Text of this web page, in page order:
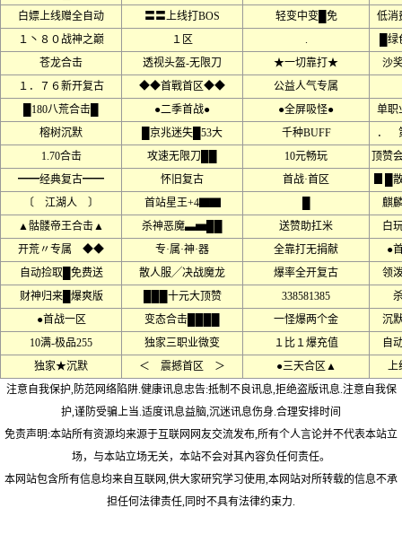
白嫖上线赠全自动
〓〓上线打BOS 轻变中变█免
低
１丶８０战神之巅
１区 .
█
苍龙合击
透视头盔-无限刀 ★一切靠打★
沙
１．７６新开复古
◆◆首戰首区◆◆
公益人气专属
█180八荒合击█
●二季首战● ●全屏吸怪●
单职
榕树沉默
█京兆迷失█53大 千种BUFF
．
1.70合击
攻速无限刀██ 10元畅玩
顶赞
━━经典复古━━
怀旧复古 首战·首区
▊█
〔 江湖人 〕
首站星王+4▇▇
麒
▲骷髅帝王合击▲
杀神恶魔▃▅██ 送赞助扛米
白
开荒〃专属 ◆◆
专·属·神·器 全靠打无捐献
●
自动捡取█免费送
散人服╱决战魔龙 爆率全开复古
领
财神归来█爆爽版
███十元大顶赞 338581385
●首战一区
变态合击████ 一怪爆两个金
沉
10满-极品255
独家三职业微变 １比１爆充值
自
独家★沉默
＜ 震撼首区 ＞ ●三天合区▲
上
注意自我保护,防范网络陷阱.健康讯息忠告:抵制不良讯息,拒绝盗版讯息.注意自我保
护,谨防受骗上当.适度讯息益脑,沉迷讯息伤身.合理安排时间
免责声明:本站所有资源均来源于互联网网友交流发布,所有个人言论并不代表本站立
场，与本站立场无关，本站不会对其內容负任何责任。
本网站包含所有信息均来自互联网,供大家研究学习使用,本网站对所转载的信息不承
担任何法律责任,同时不具有法律约束力.